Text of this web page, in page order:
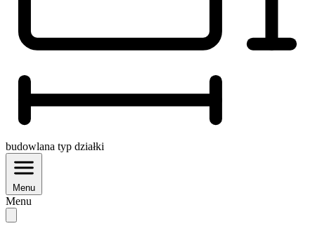
budowlana typ działki
Menu
Menu